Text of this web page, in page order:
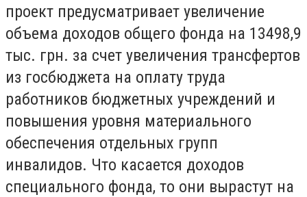
проект предусматривает увеличение
объема доходов общего фонда на 13498,9
тыс. грн. за счет увеличения трансфертов
из госбюджета на оплату труда
работников бюджетных учреждений и
повышения уровня материального
обеспечения отдельных групп
инвалидов. Что касается доходов
специального фонда, то они вырастут на